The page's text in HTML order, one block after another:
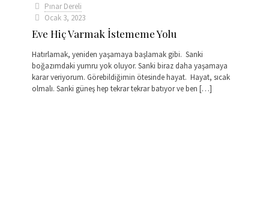
Pınar Dereli
Ocak 3, 2023
Eve Hiç Varmak İstememe Yolu
Hatırlamak, yeniden yaşamaya başlamak gibi. Sanki
boğazımdaki yumru yok oluyor. Sanki biraz daha yaşamaya
karar veriyorum. Görebildiğimin ötesinde hayat. Hayat, sıcak
olmalı. Sanki güneş hep tekrar tekrar batıyor ve ben […]